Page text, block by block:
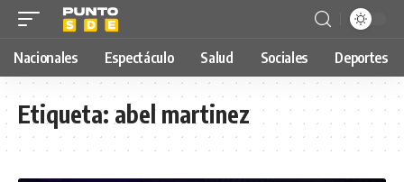
Nacionales Espectáculo Salud Sociales Deportes
Etiqueta:abel martinez